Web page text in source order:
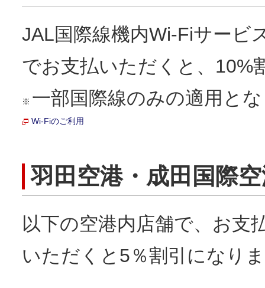
JAL国際線機内Wi-Fiサービ
でお支払いただくと、10%
※ 一部国際線のみの適用と
Wi-Fiのご利用
羽田空港・成田国際
以下の空港内店舗で、お支
いただくと5％割引になり